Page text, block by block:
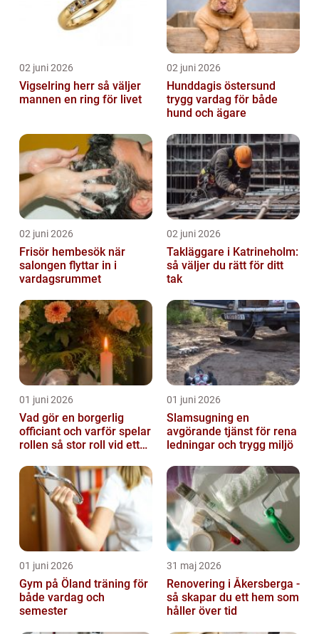
02 juni 2026
Vigselring herr så väljer
mannen en ring för livet
02 juni 2026
Hunddagis östersund
trygg vardag för både
hund och ägare
02 juni 2026
Frisör hembesök när
salongen flyttar in i
vardagsrummet
02 juni 2026
Takläggare i Katrineholm:
så väljer du rätt för ditt
tak
01 juni 2026
Vad gör en borgerlig
officiant och varför spelar
rollen så stor roll vid ett
01 juni 2026
Slamsugning en
avgörande tjänst för rena
ledningar och trygg miljö
01 juni 2026
Gym på Öland träning för
både vardag och
semester
31 maj 2026
Renovering i Åkersberga -
så skapar du ett hem som
håller över tid